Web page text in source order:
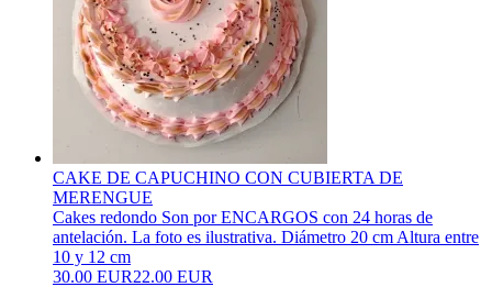
CAKE DE CAPUCHINO CON CUBIERTA DE
MERENGUE
Cakes redondo Son por ENCARGOS con 24 horas de
antelación. La foto es ilustrativa. Diámetro 20 cm Altura entre
10 y 12 cm
30.00 EUR22.00 EUR